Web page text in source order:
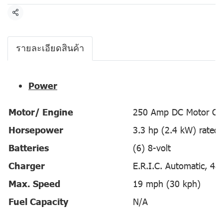
แชร์
รายละเอียดสินค้า
Power
Motor/ Engine
250 Amp DC Motor
Horsepower
3.3 hp (2.4 kW)
Batteries
(6) 8-volt
Charger
E.R.I.C. Automatic,
Max. Speed
19 mph (30 kph)
Fuel Capacity
N/A